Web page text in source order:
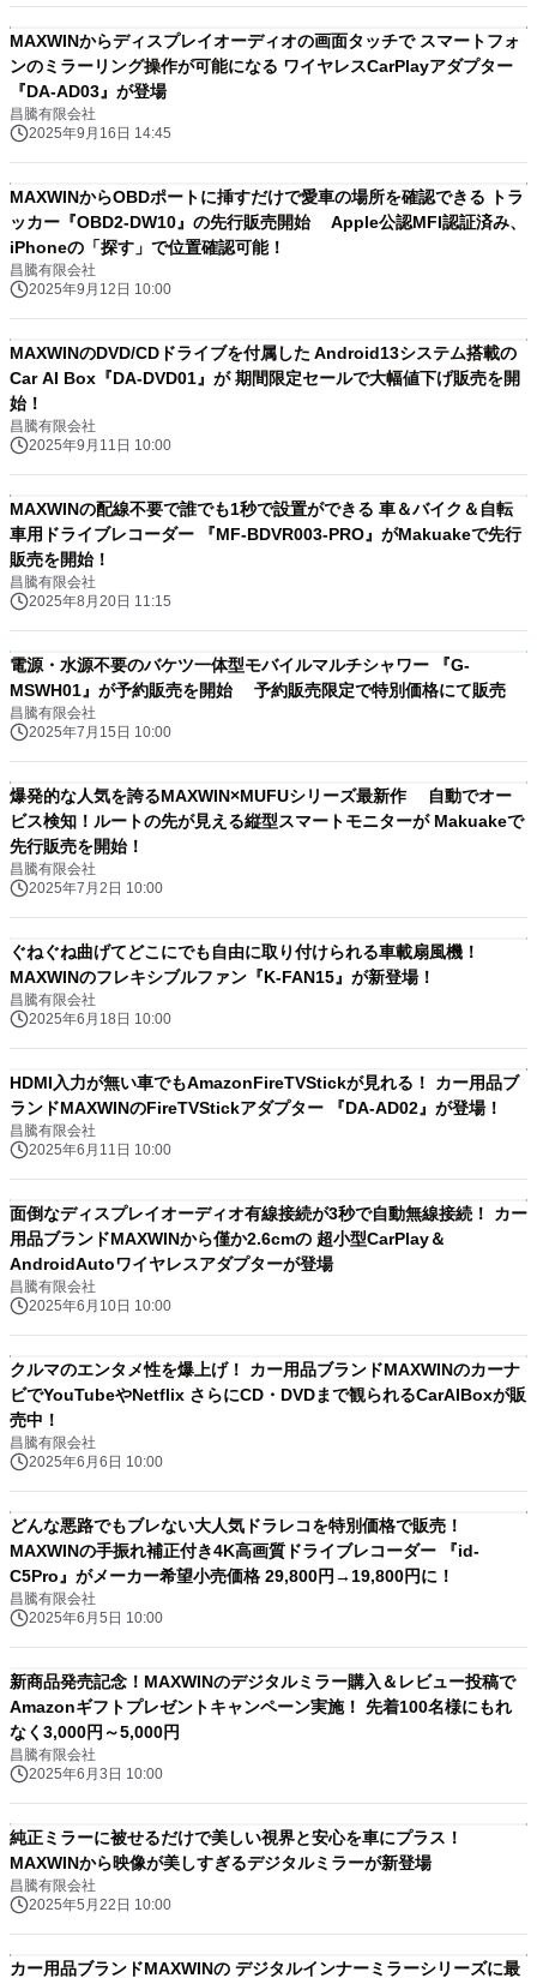
MAXWINからディスプレイオーディオの画面タッチで スマートフォ
ンのミラーリング操作が可能になる ワイヤレスCarPlayアダプター
『DA-AD03』が登場
昌騰有限会社
2025年9月16日 14:45
MAXWINからOBDポートに挿すだけで愛車の場所を確認できる トラ
ッカー『OBD2-DW10』の先行販売開始 Apple公認MFI認証済み、
iPhoneの「探す」で位置確認可能！
昌騰有限会社
2025年9月12日 10:00
MAXWINのDVD/CDドライブを付属した Android13システム搭載の
Car AI Box『DA-DVD01』が 期間限定セールで大幅値下げ販売を開
始！
昌騰有限会社
2025年9月11日 10:00
MAXWINの配線不要で誰でも1秒で設置ができる 車＆バイク＆自転
車用ドライブレコーダー 『MF-BDVR003-PRO』がMakuakeで先行
販売を開始！
昌騰有限会社
2025年8月20日 11:15
電源・水源不要のバケツ一体型モバイルマルチシャワー 『G-
MSWH01』が予約販売を開始 予約販売限定で特別価格にて販売
昌騰有限会社
2025年7月15日 10:00
爆発的な人気を誇るMAXWIN×MUFUシリーズ最新作 自動でオー
ビス検知！ルートの先が見える縦型スマートモニターが Makuakeで
先行販売を開始！
昌騰有限会社
2025年7月2日 10:00
ぐねぐね曲げてどこにでも自由に取り付けられる車載扇風機！
MAXWINのフレキシブルファン『K-FAN15』が新登場！
昌騰有限会社
2025年6月18日 10:00
HDMI入力が無い車でもAmazonFireTVStickが見れる！ カー用品ブ
ランドMAXWINのFireTVStickアダプター 『DA-AD02』が登場！
昌騰有限会社
2025年6月11日 10:00
面倒なディスプレイオーディオ有線接続が3秒で自動無線接続！ カー
用品ブランドMAXWINから僅か2.6cmの 超小型CarPlay＆
AndroidAutoワイヤレスアダプターが登場
昌騰有限会社
2025年6月10日 10:00
クルマのエンタメ性を爆上げ！ カー用品ブランドMAXWINのカーナ
ビでYouTubeやNetflix さらにCD・DVDまで観られるCarAIBoxが販
売中！
昌騰有限会社
2025年6月6日 10:00
どんな悪路でもブレない大人気ドラレコを特別価格で販売！
MAXWINの手振れ補正付き4K高画質ドライブレコーダー 『id-
C5Pro』がメーカー希望小売価格 29,800円→19,800円に！
昌騰有限会社
2025年6月5日 10:00
新商品発売記念！MAXWINのデジタルミラー購入＆レビュー投稿で
Amazonギフトプレゼントキャンペーン実施！ 先着100名様にもれ
なく3,000円～5,000円
昌騰有限会社
2025年6月3日 10:00
純正ミラーに被せるだけで美しい視界と安心を車にプラス！
MAXWINから映像が美しすぎるデジタルミラーが新登場
昌騰有限会社
2025年5月22日 10:00
カー用品ブランドMAXWINの デジタルインナーミラーシリーズに最